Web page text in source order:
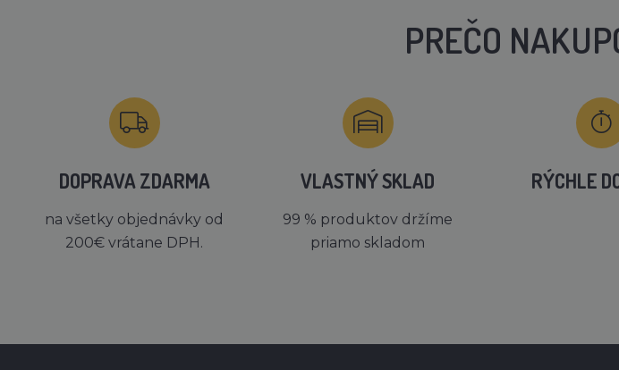
PREČO
DOPRAVA ZDARMA
na všetky objednávky od
200€ vrátane DPH.
VLASTNÝ SKLAD
99 % produktov držíme
priamo skladom
RÝCHLE